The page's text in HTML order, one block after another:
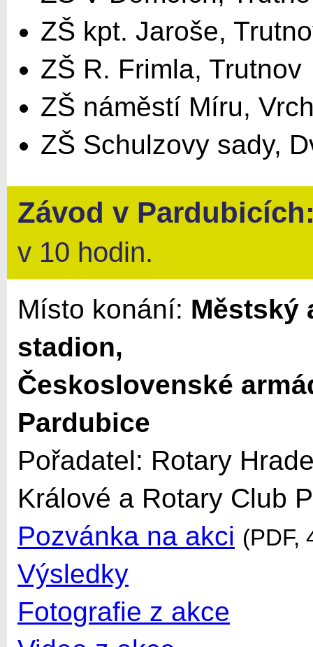
ZŠ kpt. Jaroše,
ZŠ R. Frimla, Trutnov
ZŠ náměstí Míru,
ZŠ Schulzovy sady,
Závod v Pardubicích
v 10 hodin.
Místo konání: Městský
stadion,
Československé
Pardubice
Pořadatel: Rotary
Králové a Rotary Club
Pozvánka na akci (PDF,
Výsledky
Fotografie z akce